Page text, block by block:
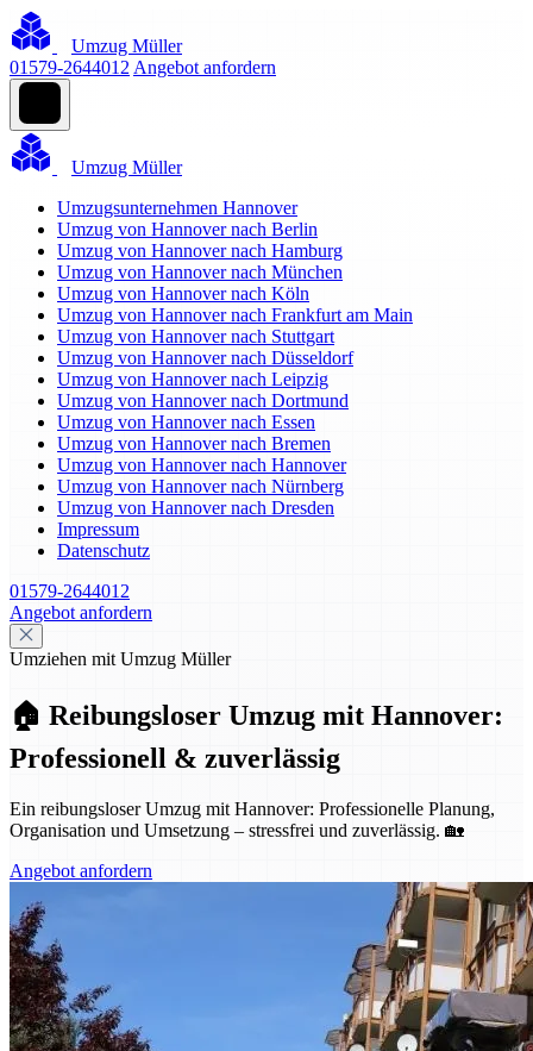
Umzug Müller
01579-2644012 Angebot anfordern
Umzug Müller
Umzugsunternehmen Hannover
Umzug von Hannover nach Berlin
Umzug von Hannover nach Hamburg
Umzug von Hannover nach München
Umzug von Hannover nach Köln
Umzug von Hannover nach Frankfurt am Main
Umzug von Hannover nach Stuttgart
Umzug von Hannover nach Düsseldorf
Umzug von Hannover nach Leipzig
Umzug von Hannover nach Dortmund
Umzug von Hannover nach Essen
Umzug von Hannover nach Bremen
Umzug von Hannover nach Hannover
Umzug von Hannover nach Nürnberg
Umzug von Hannover nach Dresden
Impressum
Datenschutz
01579-2644012
Angebot anfordern
Umziehen mit Umzug Müller
🏠 Reibungsloser Umzug mit Hannover:
Professionell & zuverlässig
Ein reibungsloser Umzug mit Hannover: Professionelle Planung,
Organisation und Umsetzung – stressfrei und zuverlässig. 🏡
Angebot anfordern